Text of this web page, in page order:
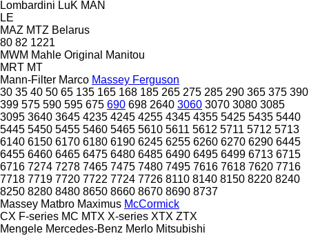
Lombardini LuK MAN
LE
MAZ MTZ Belarus
80 82 1221
MWM Mahle Original
Manitou
MRT MT
Mann-Filter Marco Massey Ferguson
30 35 40 50 65 135 165 168 185 265 275 285 290 365 375 390
399 575 590 595 675 690 698 2640 3060 3070 3080 3085
3095 3640 3645 4235 4245 4255 4345 4355 5425 5435 5440
5445 5450 5455 5460 5465 5610 5611 5612 5711 5712 5713
6140 6150 6170 6180 6190 6245 6255 6260 6270 6290 6445
6455 6460 6465 6475 6480 6485 6490 6495 6499 6713 6715
6716 7274 7278 7465 7475 7480 7495 7616 7618 7620 7716
7718 7719 7720 7722 7724 7726 8110 8140 8150 8220 8240
8250 8280 8480 8650 8660 8670 8690 8737
Massey Matbro Maximus McCormick
CX F-series MC MTX X-series XTX ZTX
Mengele Mercedes-Benz Merlo Mitsubishi